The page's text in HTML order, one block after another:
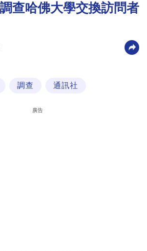
查哈佛大學交換訪問者
調查 通訊社
廣告